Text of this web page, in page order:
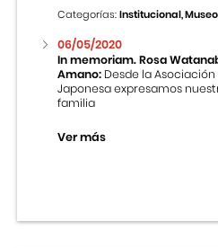
Categorías:Institucional, Museo
06/05/2020
In memoriam. Rosa
Amano: Desde la
Japonesa expresamos
familia
Ver más